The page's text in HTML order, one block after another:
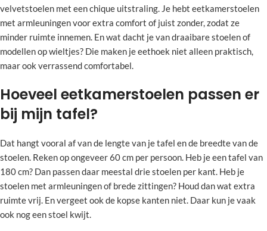
velvetstoelen met een chique uitstraling. Je hebt eetkamerstoelen
met armleuningen voor extra comfort of juist zonder, zodat ze
minder ruimte innemen. En wat dacht je van draaibare stoelen of
modellen op wieltjes? Die maken je eethoek niet alleen praktisch,
maar ook verrassend comfortabel.
Hoeveel eetkamerstoelen passen er
bij mijn tafel?
Dat hangt vooral af van de lengte van je tafel en de breedte van de
stoelen. Reken op ongeveer 60 cm per persoon. Heb je een tafel van
180 cm? Dan passen daar meestal drie stoelen per kant. Heb je
stoelen met armleuningen of brede zittingen? Houd dan wat extra
ruimte vrij. En vergeet ook de kopse kanten niet. Daar kun je vaak
ook nog een stoel kwijt.